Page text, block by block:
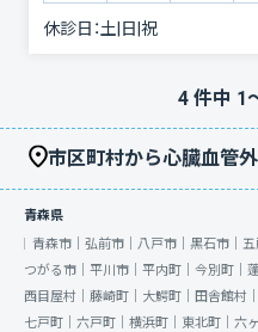
休診日：土|日|祝
4件中 1
市区町村から心臓血管
青森県
青森市｜ 弘前市｜ 八戸市｜ 黒石市｜ 五
つがる市｜ 平川市｜ 平内町｜ 今別町｜
西目屋村｜ 藤崎町｜ 大鰐町｜ 田舎館村｜
七戸町｜ 六戸町｜ 横浜町｜ 東北町｜ 六